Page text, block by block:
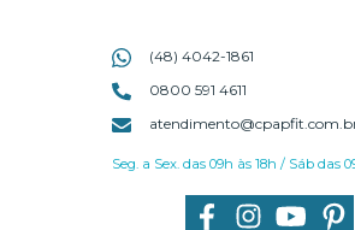
(48) 4042-1861
0800 591 4611
Seg. a Sex. das 09h às 18h / Sáb das